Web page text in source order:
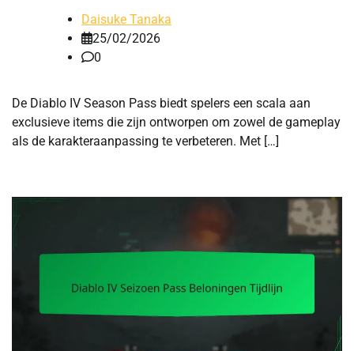
Daisuke Tanaka
25/02/2026
0
De Diablo IV Season Pass biedt spelers een scala aan
exclusieve items die zijn ontworpen om zowel de gameplay
als de karakteraanpassing te verbeteren. Met […]